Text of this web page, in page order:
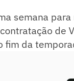
semana
de
fim da